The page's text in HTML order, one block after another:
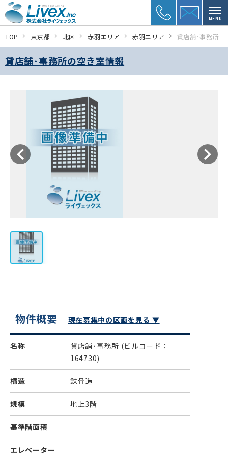
MENU
TOP 東京都 北区 赤羽エリア 赤羽エリア 貸店舗･事務所
貸店舗･事務所の空き室情報
物件概要 現在募集中の区画を見る ▼
名称 貸店舗･事務所 (ビルコード：
164730)
構造 鉄骨造
規模 地上3階
基準階面積
エレベーター